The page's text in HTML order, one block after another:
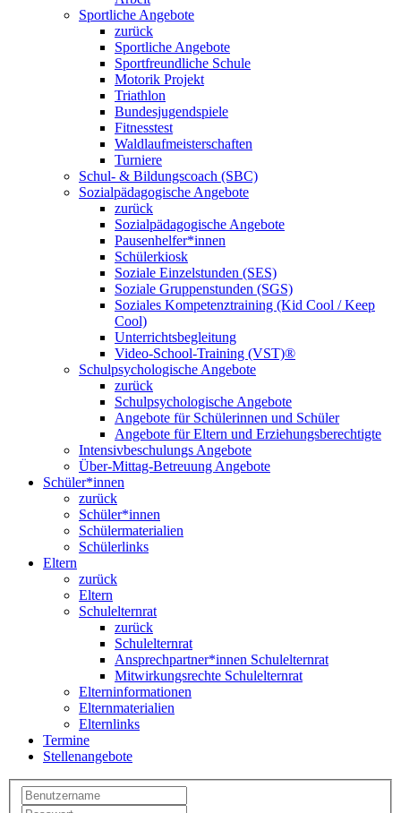
Sportliche Angebote
zurück
Sportliche Angebote
Sportfreundliche Schule
Motorik Projekt
Triathlon
Bundesjugendspiele
Fitnesstest
Waldlaufmeisterschaften
Turniere
Schul- & Bildungscoach (SBC)
Sozialpädagogische Angebote
zurück
Sozialpädagogische Angebote
Pausenhelfer*innen
Schülerkiosk
Soziale Einzelstunden (SES)
Soziale Gruppenstunden (SGS)
Soziales Kompetenztraining (Kid Cool / Keep
Cool)
Unterrichtsbegleitung
Video-School-Training (VST)®
Schulpsychologische Angebote
zurück
Schulpsychologische Angebote
Angebote für Schülerinnen und Schüler
Angebote für Eltern und Erziehungsberechtigte
Intensivbeschulungs Angebote
Über-Mittag-Betreuung Angebote
Schüler*innen
zurück
Schüler*innen
Schülermaterialien
Schülerlinks
Eltern
zurück
Eltern
Schulelternrat
zurück
Schulelternrat
Ansprechpartner*innen Schulelternrat
Mitwirkungsrechte Schulelternrat
Elterninformationen
Elternmaterialien
Elternlinks
Termine
Stellenangebote